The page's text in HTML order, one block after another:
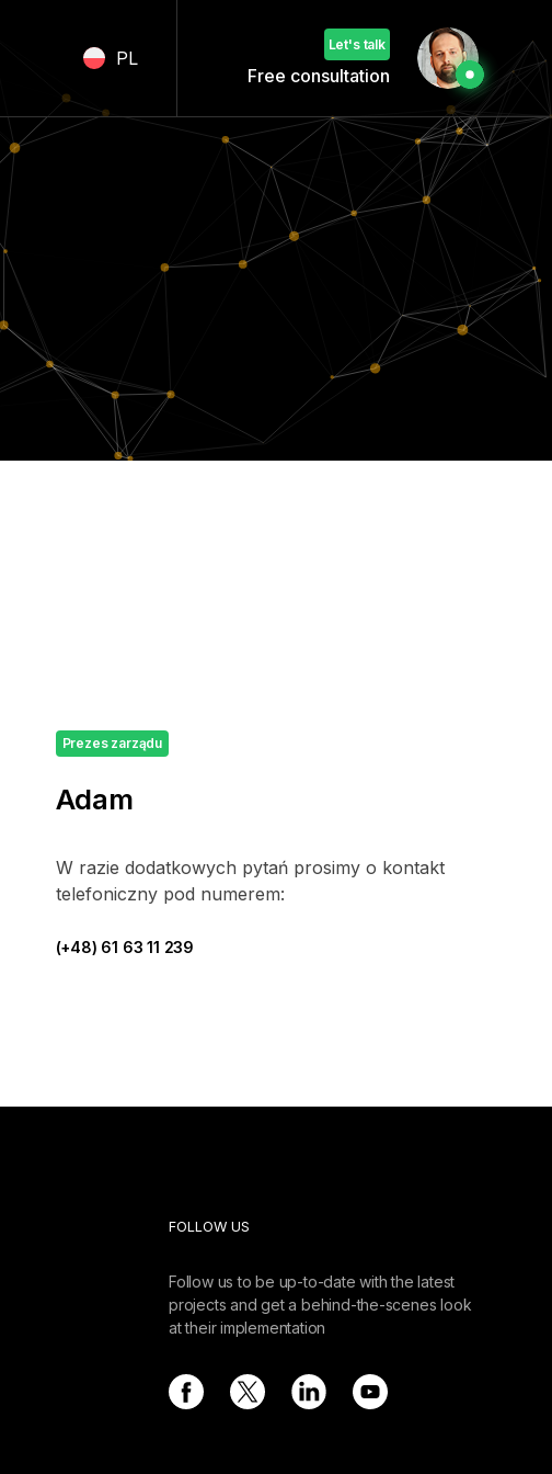
PL
Let's talk
Free consultation
Prezes zarządu
Adam
W razie dodatkowych pytań prosimy o kontakt
telefoniczny pod numerem:
(+48) 61 63 11 239
FOLLOW US
Follow us to be up-to-date with the latest
projects and get a behind-the-scenes look
at their implementation